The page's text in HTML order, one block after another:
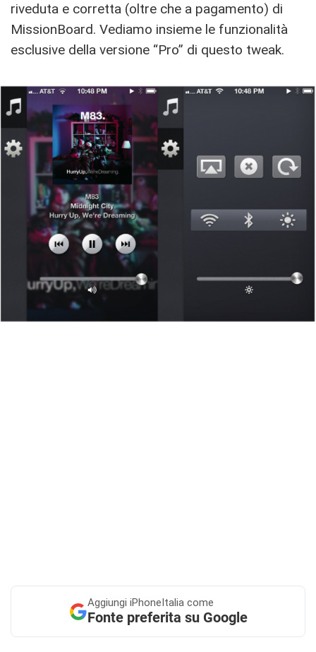
riveduta e corretta (oltre che a pagamento) di
MissionBoard. Vediamo insieme le funzionalità
esclusive della versione “Pro” di questo tweak.
Aggiungi iPhoneItalia come
Fonte preferita su Google